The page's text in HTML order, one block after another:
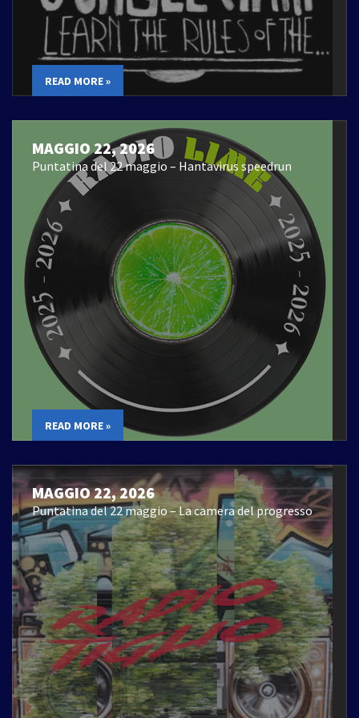
READ MORE »
MAGGIO 22, 2026
Puntatina del 22 maggio – Hantavirus speedrun
READ MORE »
MAGGIO 22, 2026
Puntatina del 22 maggio – La camera del progresso